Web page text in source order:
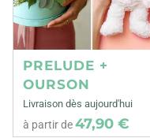
PRELUDE +
OURSON
Livraison dès aujourd'hui
à partir de47,90 €